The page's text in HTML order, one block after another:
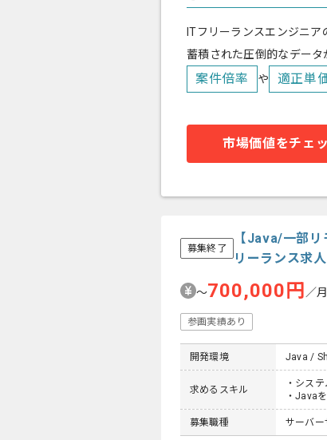
ITフリーランスエンジニア
蓄積された圧倒的なデータ
案件倍率 や 適正単
市場価値をチェ
募集終了
【Java/一部リ
リーランス求
〜700,000円 ／月
参画実績あり
開発環境 Java /
求めるスキル
・シス
・Java
募集職種 サーバー